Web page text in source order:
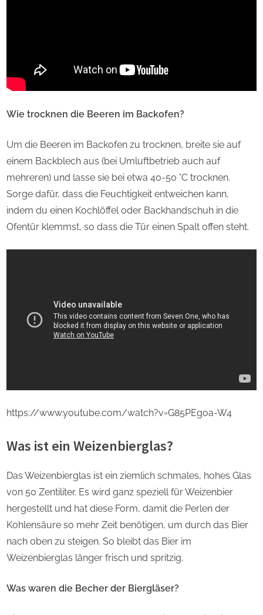
Wie trocknen die Beeren im Backofen?
Um die Beeren im Backofen zu trocknen, breite sie auf
einem Backblech aus (bei Umluftbetrieb auch auf
mehreren) und lasse sie bei etwa 40-50 °C trocknen.
Sorge dafür, dass die Feuchtigkeit entweichen kann,
indem du einen Kochlöffel oder Backhandschuh in die
Ofentür klemmst, so dass die Tür einen Spalt offen steht.
https://www.youtube.com/watch?v=G85PEgoa-W4
Was ist ein Weizenbierglas?
Das Weizenbierglas ist ein ziemlich schmales, hohes Glas
von 50 Zentiliter. Es wird ganz speziell für Weizenbier
hergestellt und hat diese Form, damit die Perlen der
Kohlensäure so mehr Zeit benötigen, um durch das Bier
nach oben zu steigen. So bleibt das Bier im
Weizenbierglas länger frisch und spritzig.
Was waren die Becher der Biergläser?